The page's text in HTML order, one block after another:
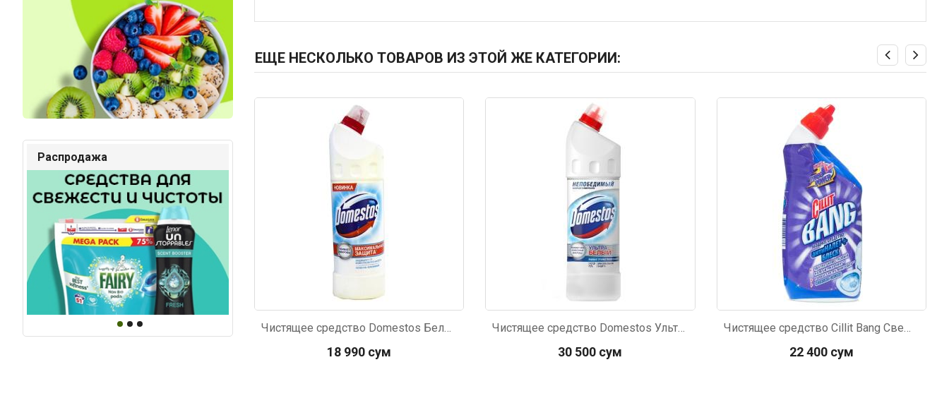
Распродажа
ЕЩЕ НЕСКОЛЬКО ТОВАРОВ ИЗ ЭТОЙ ЖЕ КАТЕГОРИИ:
Код: 1794
Чистящее средство Domestos Белоснежный 500мл
18 990 сум
Чистящее средство Domestos Ультра белый для унитаза 1л
30 500 сум
Чистящее средство Cillit Bang Свежесть океана Антиналет и Блеск для туалета 450мл
22 400 сум